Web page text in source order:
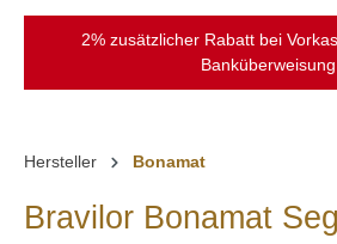
2% zusätzlicher Rabatt bei
Banküberweisung
Hersteller Bonamat
Bravilor Bonamat